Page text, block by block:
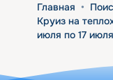
Главная •
Круиз на
июля по 17